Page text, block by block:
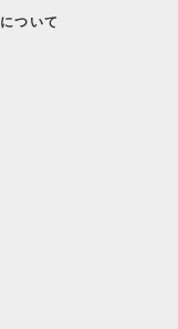
ついて